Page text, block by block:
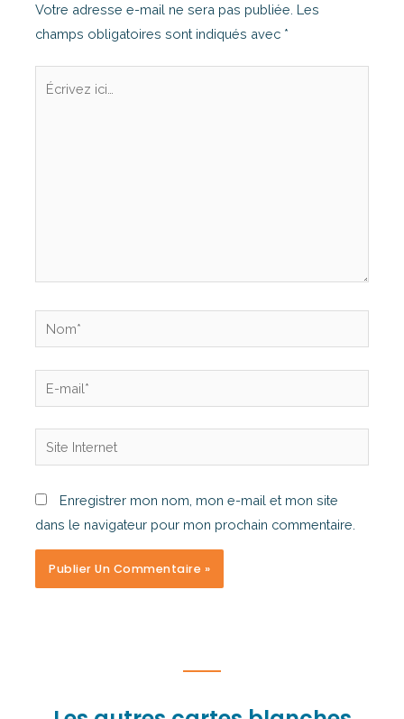
Votre adresse e-mail ne sera pas publiée. Les
champs obligatoires sont indiqués avec *
Enregistrer mon nom, mon e-mail et mon site
dans le navigateur pour mon prochain commentaire.